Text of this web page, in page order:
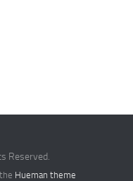
Reserved.
Hueman theme